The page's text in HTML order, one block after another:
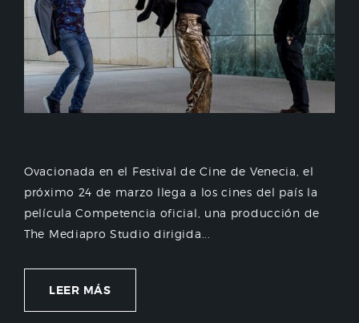
Ovacionada en el Festival de Cine de Venecia, el
próximo 24 de marzo llega a los cines del país la
película Competencia oficial, una producción de
The Mediapro Studio dirigida...
LEER MÁS